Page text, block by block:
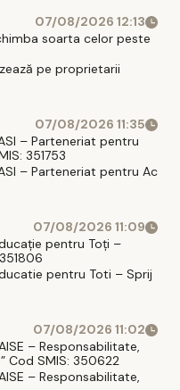
07/08/2026 12:13
soarta celor peste
pe proprietarii
07/08/2026 11:35
– Parteneriat pentru
351753
– Parteneriat pentru Ac
07/08/2026 11:09
pentru Toți –
pentru Toti – Sprij
07/08/2026 11:02
– Responsabilitate,
Cod SMIS: 350622
– Responsabilitate,